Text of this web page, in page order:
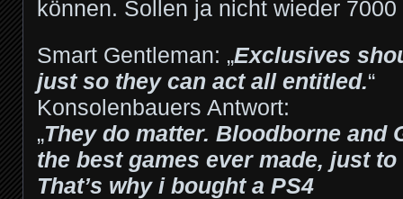
können. Sollen ja nicht wieder
Smart Gentleman: „Exclusives
just so they can act all entitled.“
Konsolenbauers Antwort:
„They do matter. Bloodborne and
the best games ever made, just
That’s why i bought a PS4